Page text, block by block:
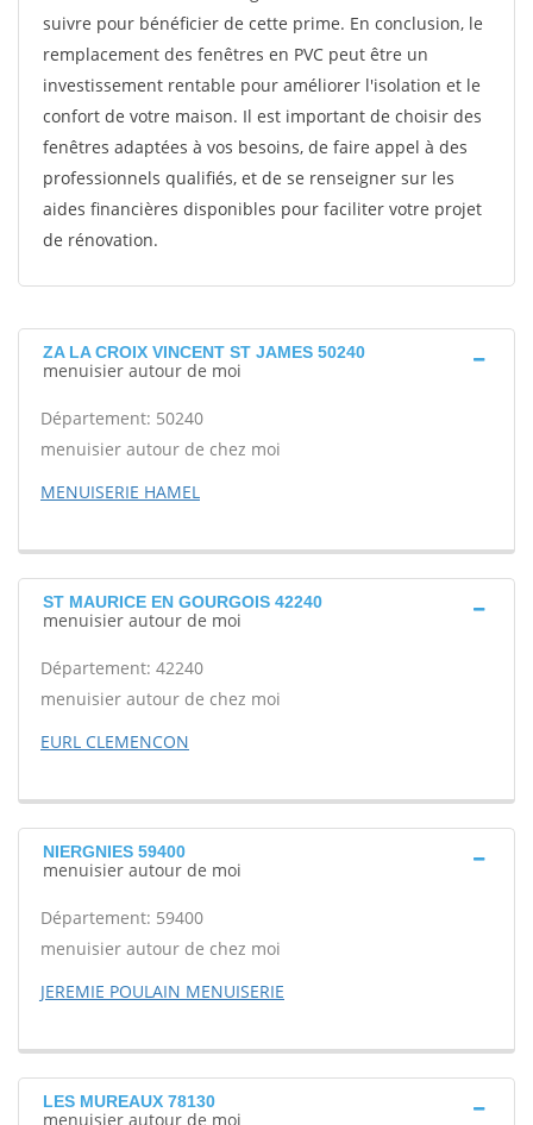
suivre pour bénéficier de cette prime. En conclusion, le
remplacement des fenêtres en PVC peut être un
investissement rentable pour améliorer l'isolation et le
confort de votre maison. Il est important de choisir des
fenêtres adaptées à vos besoins, de faire appel à des
professionnels qualifiés, et de se renseigner sur les
aides financières disponibles pour faciliter votre projet
de rénovation.
ZA LA CROIX VINCENT ST JAMES 50240
menuisier autour de moi
Département: 50240
menuisier autour de chez moi
MENUISERIE HAMEL
ST MAURICE EN GOURGOIS 42240
menuisier autour de moi
Département: 42240
menuisier autour de chez moi
EURL CLEMENCON
NIERGNIES 59400
menuisier autour de moi
Département: 59400
menuisier autour de chez moi
JEREMIE POULAIN MENUISERIE
LES MUREAUX 78130
menuisier autour de moi